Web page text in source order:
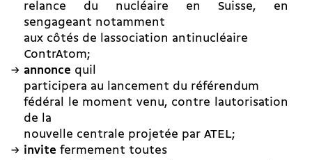
relance du nucléaire en Suisse, en
sengageant notamment
aux côtés de lassociation antinucléaire
ContrAtom;
annonce quil
participera au lancement du référendum
fédéral le moment venu, contre lautorisation
de la
nouvelle centrale projetée par ATEL;
invite fermement toutes